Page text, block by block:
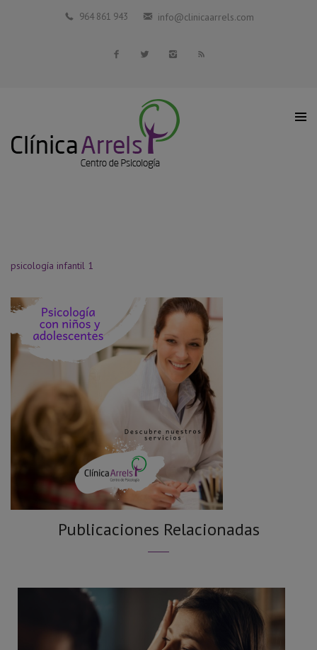
Blog
964 861 943 info@clinicaarrels.com
psicología infantil 1
Publicaciones Relacionadas